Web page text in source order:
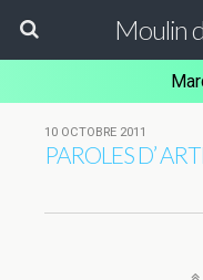
Moulin
10 OCTOBRE 2011
PAROLES D’